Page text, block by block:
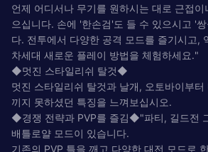
언제 어디서나 무기를 원하시는 대로 근접
으십니다. 손에 '한손검'도 들 수 있으시고 '
다. 전투에서 다양한 공격 모드를 즐기시고,
차세대 새로운 플레이 방법을 체험하세요."
◆멋진 스타일리쉬 탈것◆
멋진 스타일리쉬 탈것과 날개, 오토바이부
끼지 못하셨던 특징을 느껴보십시오.
◆경쟁 전략과 PVP를 즐김◆"파티, 길드전
배틀로얄 모드이 있습니다.
기존의 PVP 틀을 깨고 다양한 대전 모드로